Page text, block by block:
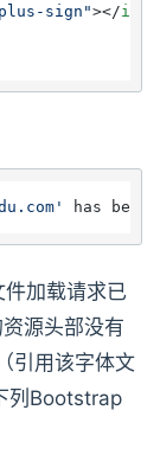
sign"></i
has
加载请求已
源头部没有
引用该字体文
列Bootstrap